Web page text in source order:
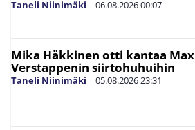
Taneli Niinimäki | 06.08.202600:07
Mika Häkkinen otti kantaa Max
Verstappenin siirtohuhuihin
Taneli Niinimäki | 05.08.202623:31